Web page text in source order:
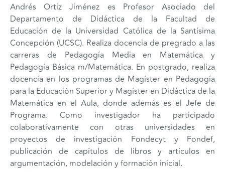
Andrés Ortiz Jiménez es Profesor Asociado del
Departamento de Didáctica de la Facultad de
Educación de la Universidad Católica de la Santísima
Concepción (UCSC). Realiza docencia de pregrado a las
carreras de Pedagogía Media en Matemática y
Pedagogía Básica m/Matemática. En postgrado, realiza
docencia en los programas de Magíster en Pedagogía
para la Educación Superior y Magíster en Didáctica de la
Matemática en el Aula, donde además es el Jefe de
Programa. Como investigador ha participado
colaborativamente con otras universidades en
proyectos de investigación Fondecyt y Fondef,
publicación de capítulos de libros y artículos en
argumentación, modelación y formación inicial.